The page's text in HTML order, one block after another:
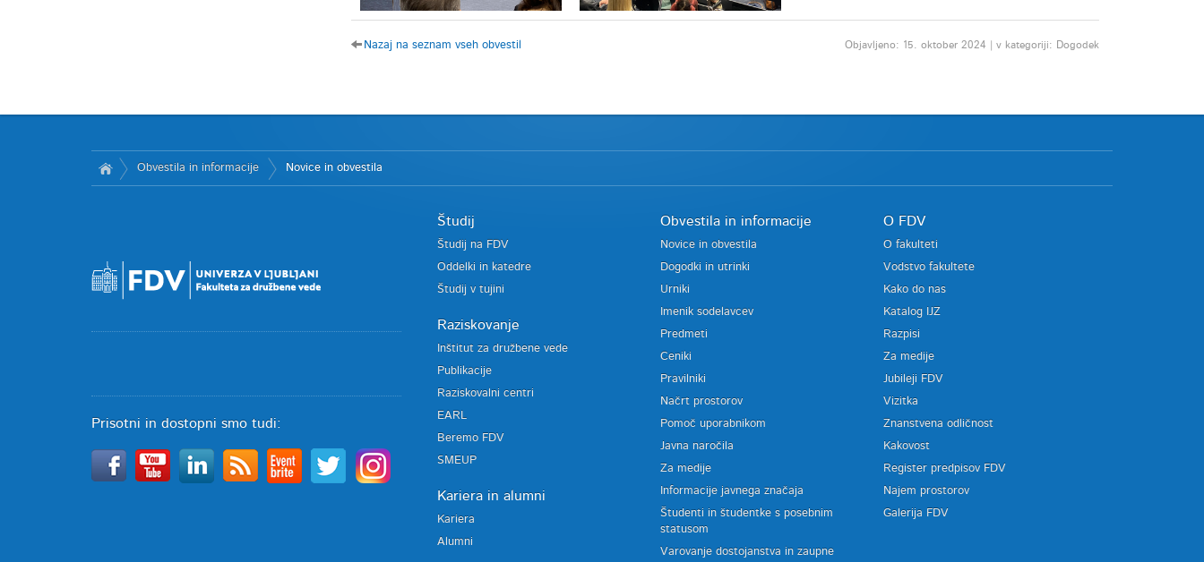
Nazaj na seznam vseh obvestil Objavljeno: 15. oktober 2024 | v kategoriji: Dogodek
Obvestila in informacije Novice in obvestila
Prisotni in dostopni smo tudi:
Študij
Študij na FDV
Oddelki in katedre
Študij v tujini
Raziskovanje
Inštitut za družbene vede
Publikacije
Raziskovalni centri
EARL
Beremo FDV
SMEUP
Kariera in alumni
Kariera
Alumni
Obvestila in informacije
Novice in obvestila
Dogodki in utrinki
Urniki
Imenik sodelavcev
Predmeti
Ceniki
Pravilniki
Načrt prostorov
Pomoč uporabnikom
Javna naročila
Za medije
Informacije javnega značaja
Študenti in študentke s posebnim
statusom
Varovanje dostojanstva in zaupne
O FDV
O fakulteti
Vodstvo fakultete
Kako do nas
Katalog IJZ
Razpisi
Za medije
Jubileji FDV
Vizitka
Znanstvena odličnost
Kakovost
Register predpisov FDV
Najem prostorov
Galerija FDV